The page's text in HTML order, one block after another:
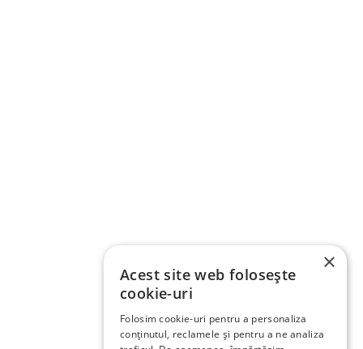
×
Acest site web folosește
cookie-uri
Folosim cookie-uri pentru a personaliza
conținutul, reclamele și pentru a ne analiza